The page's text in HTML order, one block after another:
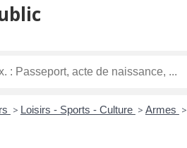
> Loisirs - Sports - Culture > Armes >